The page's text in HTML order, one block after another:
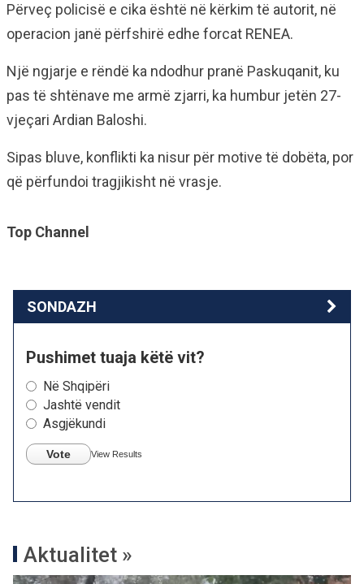
Përveç policisë e cika është në kërkim të autorit, në
operacion janë përfshirë edhe forcat RENEA.
Një ngjarje e rëndë ka ndodhur pranë Paskuqanit, ku
pas të shtënave me armë zjarri, ka humbur jetën 27-
vjeçari Ardian Baloshi.
Sipas bluve, konflikti ka nisur për motive të dobëta, por
që përfundoi tragjikisht në vrasje.
Top Channel
SONDAZH
Pushimet tuaja këtë vit?
Në Shqipëri
Jashtë vendit
Asgjëkundi
Vote View Results
Aktualitet »